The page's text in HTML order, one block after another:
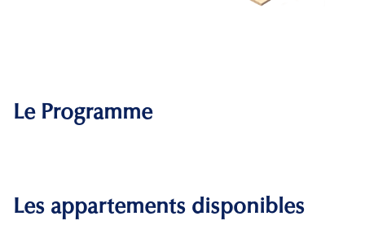
Le Programme
Les appartements disponibles